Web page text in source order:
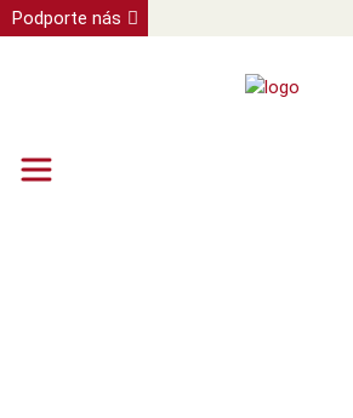
Podporte nás